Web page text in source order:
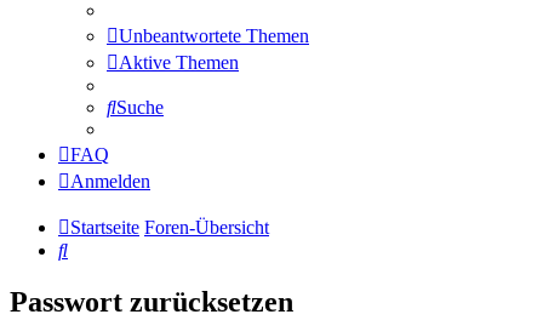
Unbeantwortete Themen
Aktive Themen
Suche
FAQ
Anmelden
Startseite Foren-Übersicht
Suche
Passwort zurücksetzen